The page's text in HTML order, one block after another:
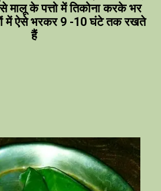
मालू के पत्तो में तिकोना करके भर
में ऐसे भरकर 9 -10 घंटे तक रखते
हैं